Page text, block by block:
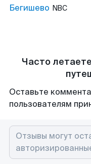
Бегишево NBC
Часто
Оставьте
пользователям